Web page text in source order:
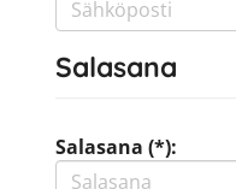
Salasana
Salasana (*):